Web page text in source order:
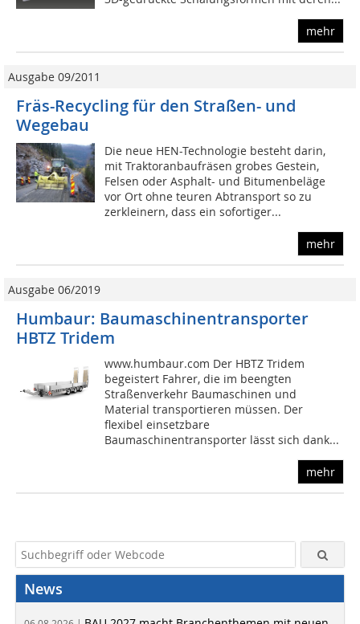
mehr
Ausgabe 09/2011
Fräs-Recycling für den Straßen- und
Wegebau
Die neue HEN-Technologie besteht darin,
mit Traktoranbaufräsen grobes Gestein,
Felsen oder Asphalt- und Bitumenbeläge
vor Ort ohne teuren Abtransport so zu
zerkleinern, dass ein sofortiger...
mehr
Ausgabe 06/2019
Humbaur: Baumaschinentransporter
HBTZ Tridem
www.humbaur.com Der HBTZ Tridem
begeistert Fahrer, die im beengten
Straßenverkehr Baumaschinen und
Material transportieren müssen. Der
flexibel einsetzbare
Baumaschinentransporter lässt sich dank...
mehr
News